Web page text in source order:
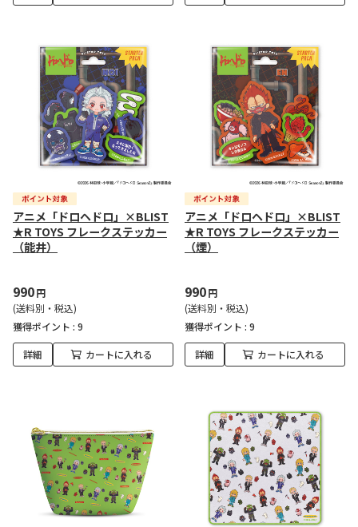
アニメ「ドロヘドロ」×BLIST
★R TOYS フレークステッカー
（能井）
990円
(送料別・税込)
獲得ポイント : 9
詳細 カートに入れる
アニメ「ドロヘドロ」×BLIST
★R TOYS フレークステッカー
（煙）
990円
(送料別・税込)
獲得ポイント : 9
詳細 カートに入れる